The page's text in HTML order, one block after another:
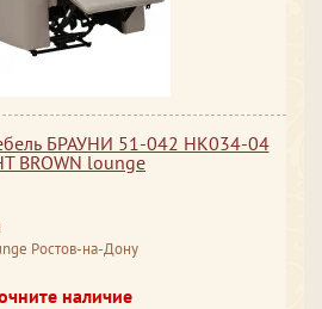
БРАУНИ 51-042 HK034-04
BROWN lounge
Ростов-на-Дону
наличие